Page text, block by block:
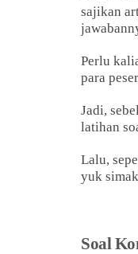
sajikan
Perlu
para
Jadi,
latihan
Lalu,
yuk
Soal